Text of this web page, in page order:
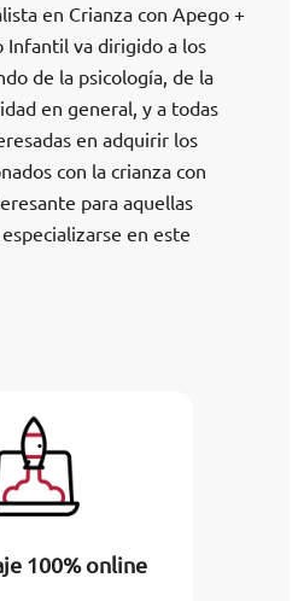
en Crianza con Apego +
Infantil va dirigido a los
de la psicología, de la
en general, y a todas
en adquirir los
con la crianza con
para aquellas
en este
100% online